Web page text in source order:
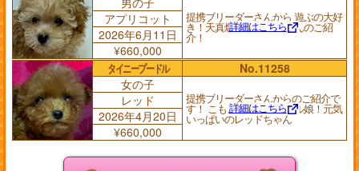
提携ブリーダーさんから 遊ぶの大好
き！天真爛漫な アプリくんのご紹
介！
詳細はこちら
アプリコット
2026年6月11日
¥660,000
タイニープードル
No.11258
女の子
提携ブリーダーさんからのご紹介で
す！ こもこ爆毛のパワフル娘！元気
いっぱいのレッドちゃん
詳細はこちら
レッド
2026年4月20日
¥660,000